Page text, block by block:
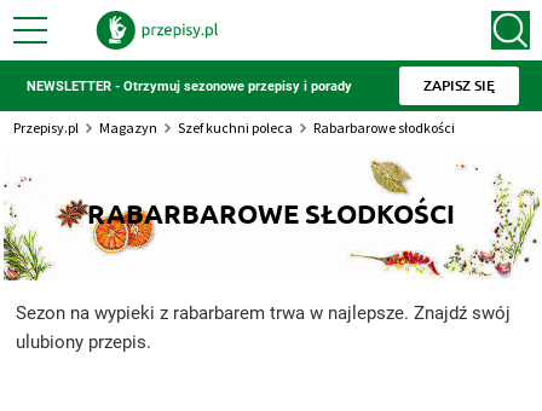
NEWSLETTER - Otrzymuj sezonowe przepisy i porady ZAPISZ SIĘ
Przepisy.pl Magazyn Szef kuchni poleca Rabarbarowe słodkości
RABARBAROWE SŁODKOŚCI
Sezon na wypieki z rabarbarem trwa w najlepsze. Znajdź swój
ulubiony przepis.